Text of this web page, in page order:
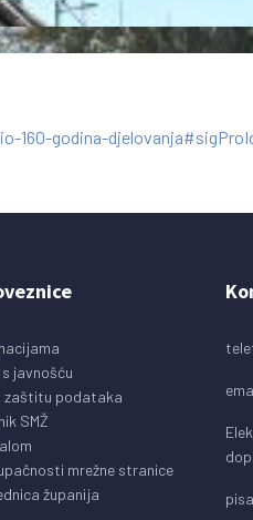
godina-
javnošću
zaštitu podataka
SMŽ
mrežne stranice
županija